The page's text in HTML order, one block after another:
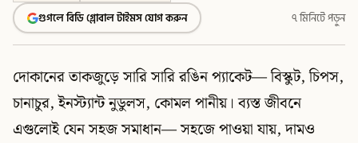
গুগলে বিডি গ্লোবাল টাইমস যোগ করুন
৭ মিনিটে পড়ুন
দোকানের তাকজুড়ে সারি সারি রঙিন প্যাকেট— বিস্কুট, চিপস,
চানাচুর, ইনস্ট্যান্ট নুডুলস, কোমল পানীয়। ব্যস্ত জীবনে
এগুলোই যেন সহজ সমাধান— সহজে পাওয়া যায়, দামও